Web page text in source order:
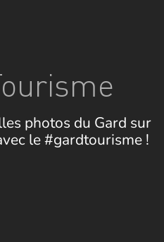
photos du Gard sur
le #gardtourisme !